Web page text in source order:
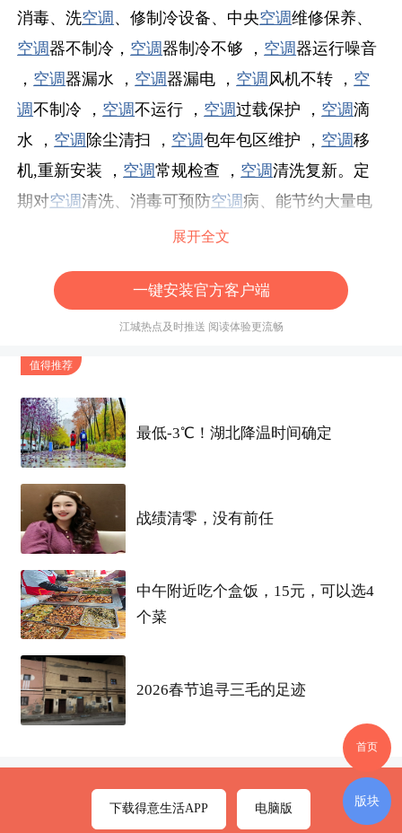
消毒、洗空调 、修制冷设备、中央空调维修保养、
空调器不制冷， 空调器制冷不够 ， 空调器运行噪音
， 空调器漏水 ， 空调器漏电 ， 空调 风机不转 ， 空
调不制冷 ， 空调不运行 ， 空调过载保护 ， 空调滴
水 ， 空调除尘清扫 ， 空调包年包区维护 ， 空调移
机,重新安装 ， 空调常规检查 ， 空调清洗复新。定
期对空调清洗、消毒可预防空调病、能节约大量电
空调使用寿命。 服务品牌：创
尼、富士通、春兰、美的、华宝、科龙、
奥克斯
格兰仕、新科、海尔、长虹、TCL、LG、约克、松
下、日立、三洋、
誉，以管理求效益，以客户为首位的服务宗旨”全心
全意打造公司的品牌。
应急报修电话13370281691
公司热线；02136515796
24小时热线；13916914351
专业承接：空调
清洗、一条龙服务的专业化服务
展开全文
一键安装官方客户端
江城热点及时推送 阅读体验更流畅
值得推荐
最低-3℃！湖北降温时间确定
战绩清零，没有前任
中午附近吃个盒饭，15元，可以选4
个菜
2026春节追寻三毛的足迹
首页
版块
下载得意生活APP 电脑版